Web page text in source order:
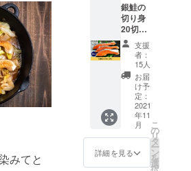
みてと
銀鮭の
切り身
20切を
お届け
しま
す。 ※
送料込
みのお
値段で
す。
支援
者：
15人
お届
け予
定：
2021
年11
月
詳細を見る
こ
の
リ
タ
ー
ン
を
選